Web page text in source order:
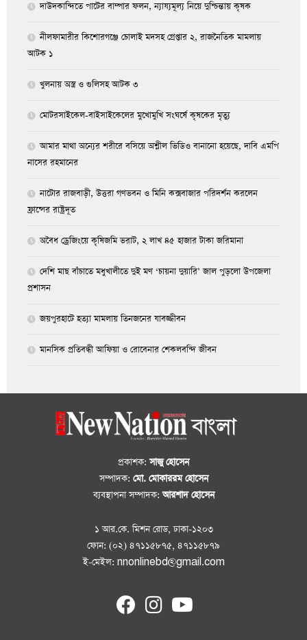
দাউদকান্দিতে পাটের বাম্পার ফলন, ন্যায্যমূল্য নিয়ে দুশ্চিন্তায় কৃষক
নীলফামারীর কিশোরগঞ্জে চোলাই মদসহ গ্রেপ্তার ২, রাজনৈতিক মামলায়
আটক ১
খুলনায় অস্ত্র ও গুলিসহ আটক ৩
মোটরসাইকেল-বাইসাইকেলের মুখোমুখি সংঘর্ষে কৃষকের মৃত্যু
আমার মাথা অন্যের শরীরে বসিয়ে অশ্লীল ভিডিও বানানো হয়েছে, দাবি এমপি
নাসের রহমানের
নাটোর রাজবাড়ী, উত্তরা গণভবন ও মিনি কক্সবাজার পরিদর্শন করলেন
ফ্রান্সের রাষ্ট্রদূত
অবৈধ ড্রেজিংয়ে কৃষিজমি ভরাট, ২ লাখ ৪৫ হাজার টাকা জরিমানা
দেশি মাছ বাঁচাতে মধুখালীতে দুই মণ ‘চায়না দুয়ারি’ জাল পুড়লো উপজেলা
প্রশাসন
জয়পুরহাটে হত্যা মামলায় তিনজনের যাবজ্জীবন
মানসিক প্রতিবন্ধী আফিয়া ও রোবেনার শেকলবন্দি জীবন
প্রকাশক:সাজু হোসেন
সম্পাদক: মো. মোকাররম হোসেন
ব্যবস্থাপনা সম্পাদক:আরশাদ হোসেন
১ আর.কে. মিশন রোড, ঢাকা-১২০৩
ফোন: (০২) ৪৭১১৫৮৭৫, ৪৭১১৫৮৭৯
ই-মেইল: nnonlinebd@gmail.com
fab
fa-
fab
fa-
fab
fa-